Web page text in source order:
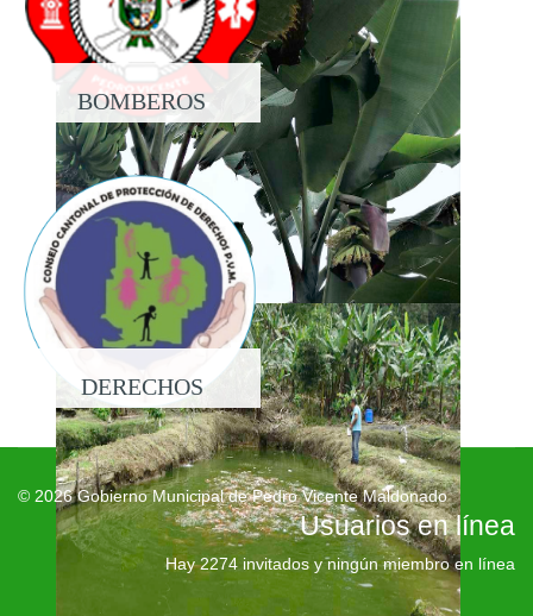
BOMBEROS
DERECHOS
© 2026 Gobierno Municipal de Pedro Vicente Maldonado
Usuarios en línea
Hay 2274 invitados y ningún miembro en línea